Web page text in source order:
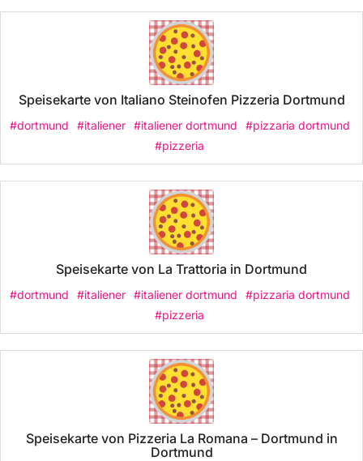
Speisekarte von Italiano Steinofen Pizzeria Dortmund
#dortmund #italiener #italiener dortmund
#pizzaria dortmund
#pizzeria
Speisekarte von La Trattoria in Dortmund
#dortmund #italiener #italiener dortmund
#pizzaria dortmund
#pizzeria
Speisekarte von Pizzeria La Romana – Dortmund in
Dortmund